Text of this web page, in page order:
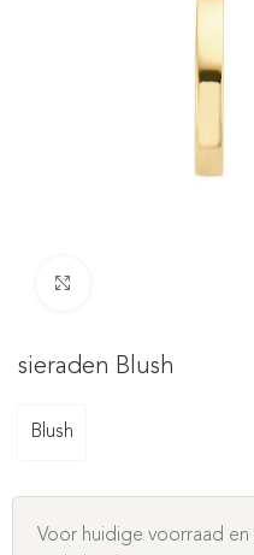
sieraden Blush
Blush
Voor huidige voorraad